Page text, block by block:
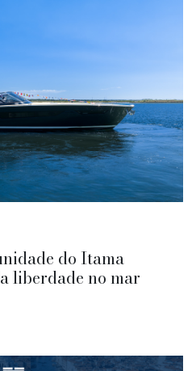
do Itama
liberdade no mar